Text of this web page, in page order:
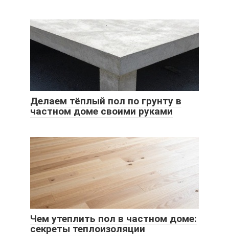
Делаем тёплый пол по грунту в
частном доме своими руками
Чем утеплить пол в частном доме:
секреты теплоизоляции